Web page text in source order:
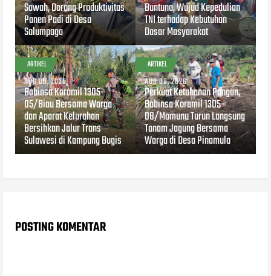
Sawah, Dorong Produktivitas
Panen Padi di Desa
Salumpaga
Buntuna, Wujud Kepedulian
TNI terhadap Kebutuhan
Dasar Masyarakat
ARTIKEL
AUG 08, 2026
Babinsa Koramil 1305-
05/Biau Bersama Warga
dan Aparat Kelurahan
Bersihkan Jalur Trans
Sulawesi di Kampung Bugis
ARTIKEL
AUG 08, 2026
Perkuat Ketahanan Pangan,
Babinsa Koramil 1305-
08/Momunu Turun Langsung
Tanam Jagung Bersama
Warga di Desa Pinamula
POSTING KOMENTAR